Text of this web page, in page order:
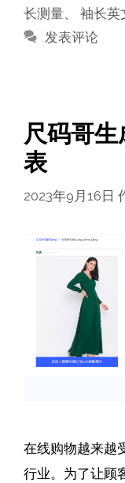
签
长测量、 袖长英
发表评论
尺码哥
表
2023年9月16日
在线购物越来越
行业。为了让顾